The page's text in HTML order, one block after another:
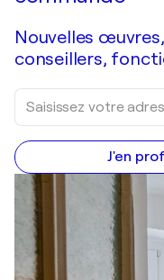
Nouvelles
conseillers,
J'en